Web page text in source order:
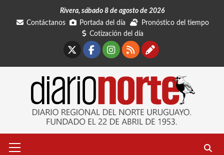
Rivera, sábado 8 de agosto de 2026
Contáctanos
Portada del día
Pronóstico del tiempo
Cotización del día
Facebook
Instagram
RSSContáctanos
primario